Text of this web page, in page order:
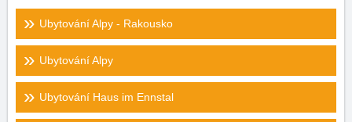
Ubytování Alpy - Rakousko
Ubytování Alpy
Ubytování Haus im Ennstal